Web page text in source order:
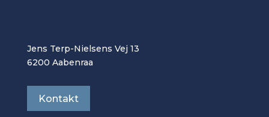
Jens Terp-Nielsens Vej 13
6200 Aabenraa
Kontakt